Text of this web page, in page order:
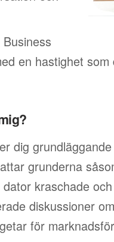
en hastighet
dig
grunderna
dator kraschade
diskussioner
för